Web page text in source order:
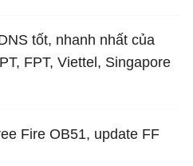
tốt, nhanh nhất của
FPT, Viettel, Singapore
Fire OB51, update FF